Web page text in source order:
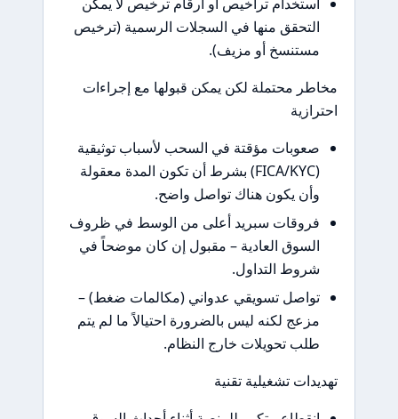
استخدام تراخيص أو أرقام ترخيص لا يمكن
التحقق منها في السجلات الرسمية (ترخيص
مستنسخ أو مزيف).
مخاطر محتملة لكن يمكن قبولها مع إجراءات
احترازية
صعوبات مؤقتة في السحب لأسباب توثيقية
(FICA/KYC) بشرط أن تكون المدة معقولة
وأن يكون هناك تواصل واضح.
فروقات سبريد أعلى من الوسط في ظروف
السوق العادية – مقبول إن كان موضحاً في
شروط التداول.
تواصل تسويقي عدواني (مكالمات ضغط) –
مزعج لكنه ليس بالضرورة احتيالاً ما لم يتم
طلب تحويلات خارج النظام.
تهديدات تشغيلية تقنية